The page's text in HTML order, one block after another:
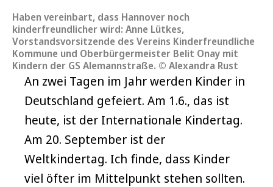
Haben vereinbart, dass Hannover noch
kinderfreundlicher wird: Anne Lütkes,
Vorstandsvorsitzende des Vereins Kinderfreundliche
Kommune und Oberbürgermeister Belit Onay mit
Kindern der GS Alemannstraße. © Alexandra Rust
An zwei Tagen im Jahr werden Kinder in
Deutschland gefeiert. Am 1.6., das ist
heute, ist der Internationale Kindertag.
Am 20. September ist der
Weltkindertag. Ich finde, dass Kinder
viel öfter im Mittelpunkt stehen sollten.